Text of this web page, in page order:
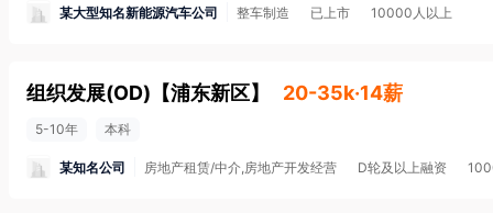
某大型知名新能源汽车公司 整车制造 已上市 10000人以上
组织发展(OD) 【浦东新区】 20-35k·14薪
5-10年 本科
某知名公司 房地产租赁/中介,房地产开发经营 D轮及以上融资